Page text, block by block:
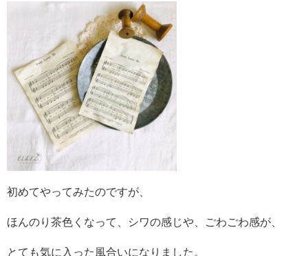
初めてやってみたのですが、
ほんのり茶色くなって、シワの感じや、ごわごわ感が、
とても気に入った風合いになりました。